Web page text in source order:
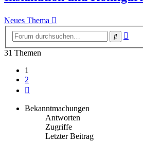
Neues Thema
Suche
31 Themen
1
2
Bekanntmachungen
Antworten
Zugriffe
Letzter Beitrag